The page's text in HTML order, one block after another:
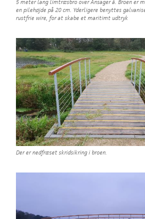
5 meter lang limtræsbro over Ansager å. Broen er
en pilehøjde på 20 cm. Yderligere benyttes
rustfrie wire, for at skabe et maritimt udtryk
Der er nedfræset skridsikring i broen.